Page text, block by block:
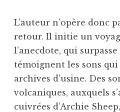
L’auteur n’opère donc
retour. Il initie un
l’anecdote, qui
témoignent les sons
archives d’usine. Des
volcaniques, auxquels
cuivrées d’Archie